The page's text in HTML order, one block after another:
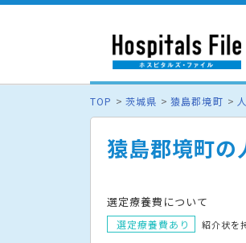
TOP 茨城県 猿島郡境町
猿島郡境町の
選定療養費について
選定療養費あり
紹介状を